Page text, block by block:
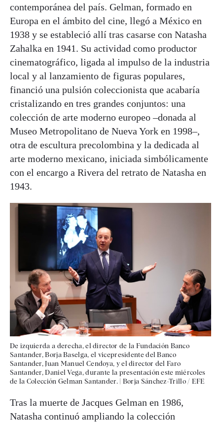
contemporánea del país. Gelman, formado en
Europa en el ámbito del cine, llegó a México en
1938 y se estableció allí tras casarse con Natasha
Zahalka en 1941. Su actividad como productor
cinematográfico, ligada al impulso de la industria
local y al lanzamiento de figuras populares,
financió una pulsión coleccionista que acabaría
cristalizando en tres grandes conjuntos: una
colección de arte moderno europeo –donada al
Museo Metropolitano de Nueva York en 1998–,
otra de escultura precolombina y la dedicada al
arte moderno mexicano, iniciada simbólicamente
con el encargo a Rivera del retrato de Natasha en
1943.
De izquierda a derecha, el director de la Fundación Banco
Santander, Borja Baselga, el vicepresidente del Banco
Santander, Juan Manuel Cendoya, y el director del Faro
Santander, Daniel Vega, durante la presentación este miércoles
de la Colección Gelman Santander.| Borja Sánchez-Trillo / EFE
Tras la muerte de Jacques Gelman en 1986,
Natasha continuó ampliando la colección